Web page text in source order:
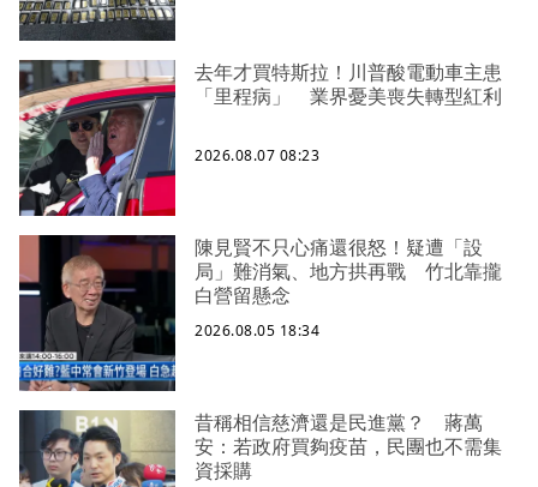
去年才買特斯拉！川普酸電動車主患
「里程病」 業界憂美喪失轉型紅利
2026.08.07 08:23
陳見賢不只心痛還很怒！疑遭「設
局」難消氣、地方拱再戰 竹北靠攏
白營留懸念
2026.08.05 18:34
昔稱相信慈濟還是民進黨？ 蔣萬
安：若政府買夠疫苗，民團也不需集
資採購